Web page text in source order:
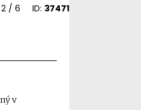
ID: 37471
2/ 6
v